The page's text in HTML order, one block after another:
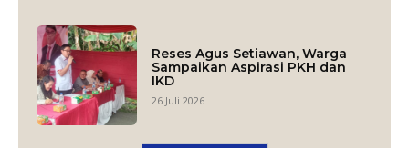
Reses Agus Setiawan, Warga
Sampaikan Aspirasi PKH dan
IKD
26 Juli 2026